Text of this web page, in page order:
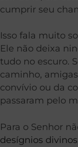
cumprir seu
Isso fala muito
Ele não deixa
tudo no escuro.
caminho,
convívio ou da
passaram pelo
Para o Senhor
desígnios divinos